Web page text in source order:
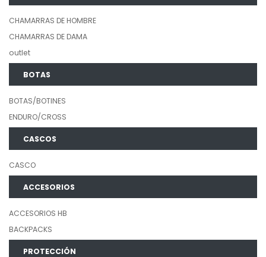
CHAMARRAS DE HOMBRE
CHAMARRAS DE DAMA
outlet
BOTAS
BOTAS/BOTINES
ENDURO/CROSS
CASCOS
CASCO
ACCESORIOS
ACCESORIOS HB
BACKPACKS
PROTECCIÓN